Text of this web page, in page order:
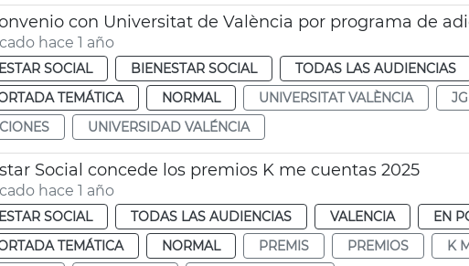
con Universitat de València por programa de
hace 1 año
SOCIAL BIENESTAR SOCIAL TODAS LAS AUDIENCIAS
TEMÁTICA
NORMAL UNIVERSITAT VALÈNCIA
UNIVERSIDAD VALÉNCIA
Social concede los premios K me cuentas 2025
hace 1 año
SOCIAL TODAS LAS AUDIENCIAS VALENCIA
EN
TEMÁTICA
NORMAL PREMIS PREMIOS
K